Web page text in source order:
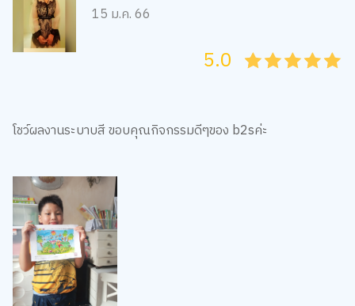
15 ม.ค. 66
45
4
35
3
25
2
15
1
05
5.0
โชว์ผลงานระบาบสี ขอบคุณกิจกรรมดีๆของ b2sค่ะ